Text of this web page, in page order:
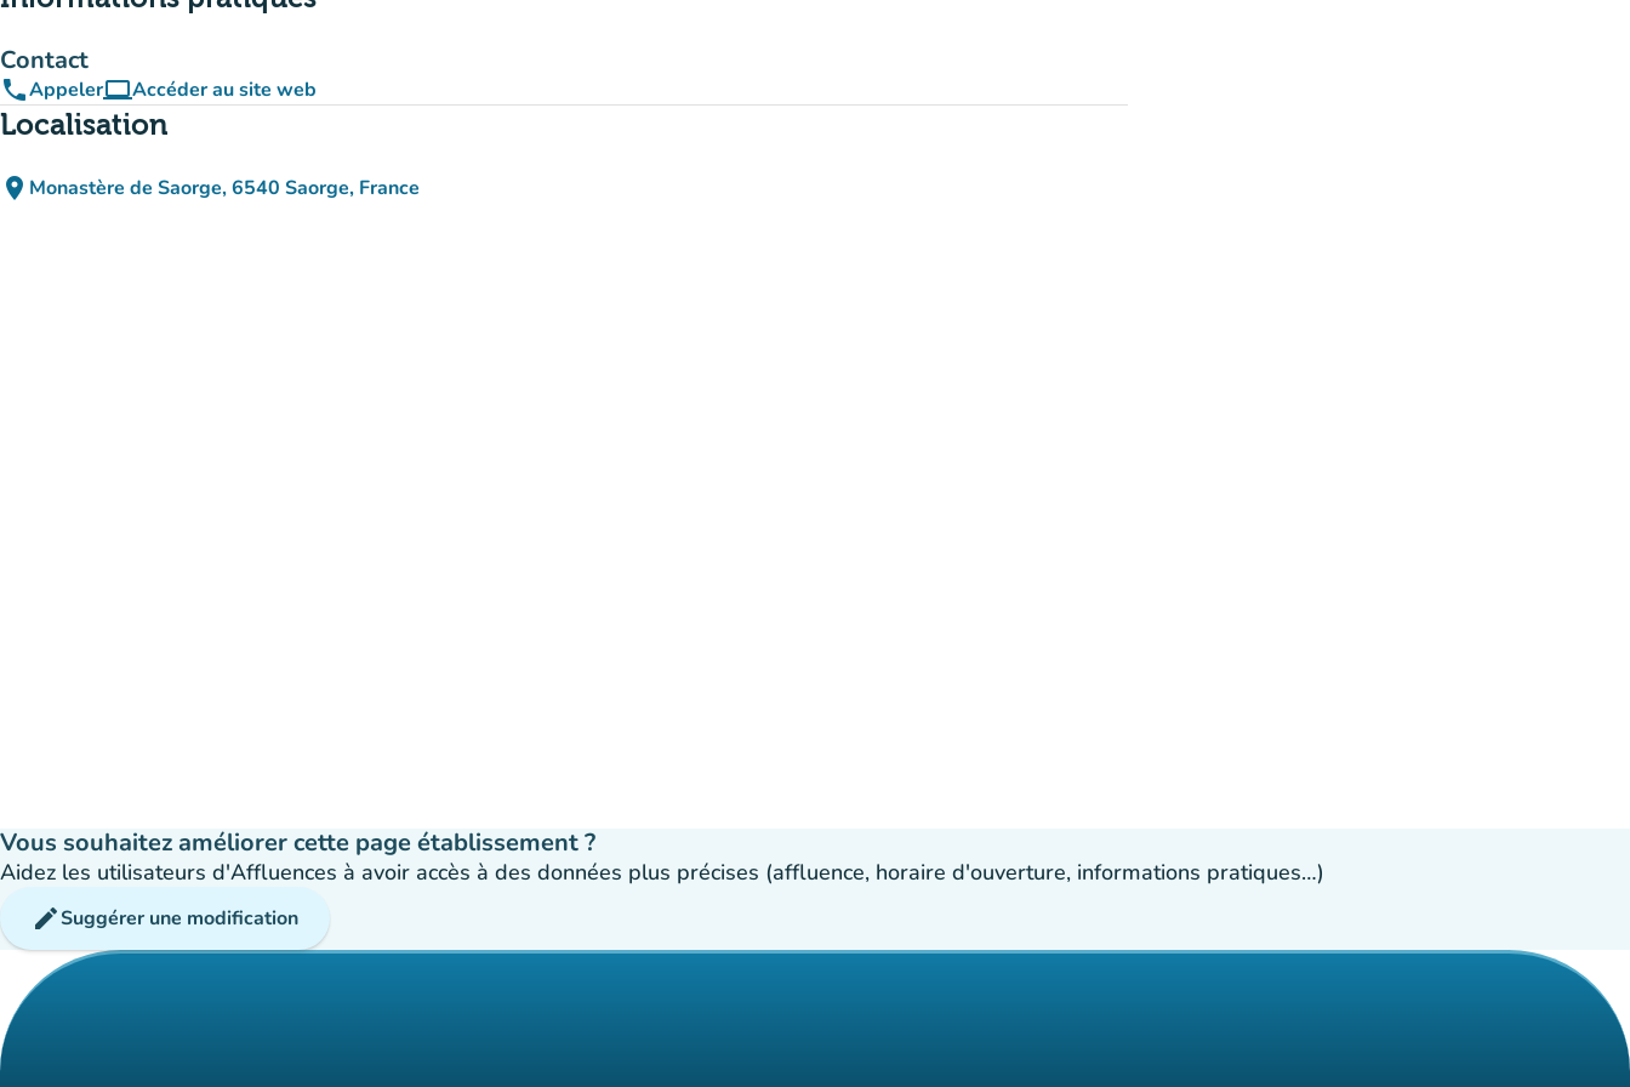
Contact
phoneAppelercomputerAccéder au site web
(nouvel onglet)
Localisation
place Monastère de Saorge, 6540 Saorge, France
(ouvrir dans Google Maps)
(nouvel onglet)
Vous souhaitez améliorer cette page établissement ?
Aidez les utilisateurs d'Affluences à avoir accès à des données plus précises (affluence, horaire d'ouverture, informations pratiques…)
editSuggérer une modification